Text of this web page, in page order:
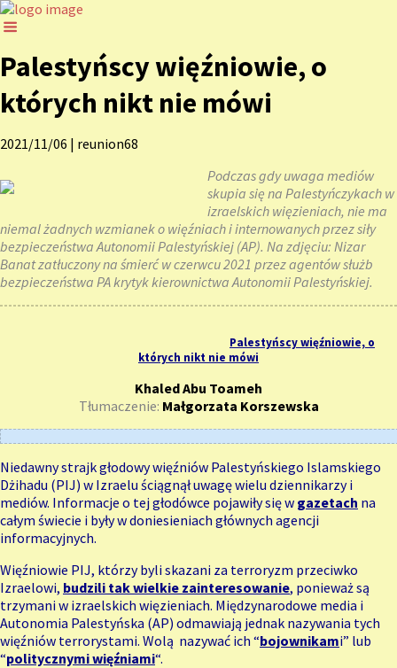
Palestyńscy więźniowie, o
których nikt nie mówi
2021/11/06 | reunion68
Podczas gdy uwaga mediów
skupia się na Palestyńczykach w
izraelskich więzieniach, nie ma
niemal żadnych wzmianek o więźniach i internowanych przez siły
bezpieczeństwa Autonomii Palestyńskiej (AP). Na zdjęciu: Nizar
Banat zatłuczony na śmierć w czerwcu 2021 przez agentów służb
bezpieczeństwa PA krytyk kierownictwa Autonomii Palestyńskiej.
Palestyńscy więźniowie, o
których nikt nie mówi
Khaled Abu Toameh
Tłumaczenie: Małgorzata Korszewska
Niedawny strajk głodowy więźniów Palestyńskiego Islamskiego
Dżihadu (PIJ) w Izraelu ściągnął uwagę wielu dziennikarzy i
mediów. Informacje o tej głodówce pojawiły się w gazetach na
całym świecie i były w doniesieniach głównych agencji
informacyjnych.
Więźniowie PIJ, którzy byli skazani za terroryzm przeciwko
Izraelowi, budzili tak wielkie zainteresowanie, ponieważ są
trzymani w izraelskich więzieniach. Międzynarodowe media i
Autonomia Palestyńska (AP) odmawiają jednak nazywania tych
więźniów terrorystami. Wolą nazywać ich “bojownikami” lub
“politycznymi więźniami“.